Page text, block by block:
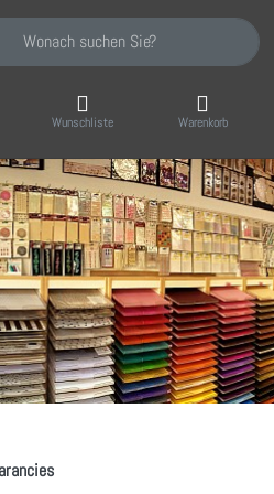
Sie einen Suchbegriff ein. Während
Wunschliste Warenkorb